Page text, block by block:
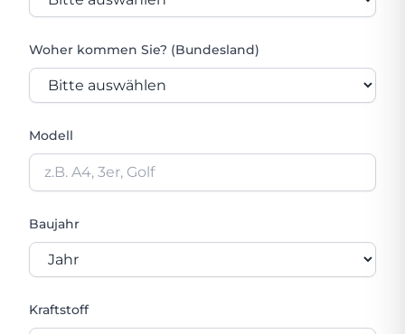
Woher kommen Sie? (Bundesland)
Modell
Baujahr
Kraftstoff